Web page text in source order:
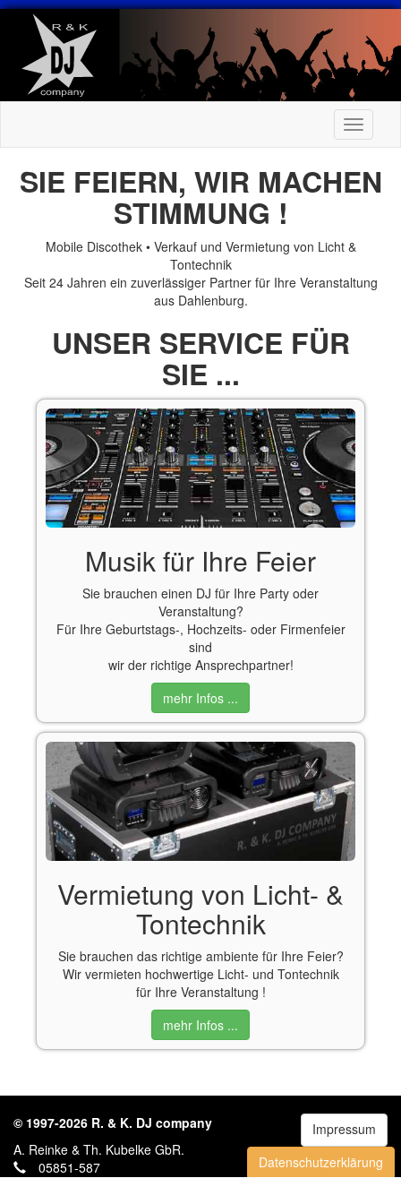
Toggle
SIE FEIERN, WIR MACHEN
STIMMUNG !
Mobile Discothek • Verkauf und Vermietung von Licht &
Tontechnik
Seit 24 Jahren ein zuverlässiger Partner für Ihre Veranstaltung
aus Dahlenburg.
UNSER SERVICE FÜR
SIE ...
Musik für Ihre Feier
Sie brauchen einen DJ für Ihre Party oder
Veranstaltung?
Für Ihre Geburtstags-, Hochzeits- oder Firmenfeier
sind
wir der richtige Ansprechpartner!
mehr Infos ...
Vermietung von Licht- &
Tontechnik
Sie brauchen das richtige ambiente für Ihre Feier?
Wir vermieten hochwertige Licht- und Tontechnik
für Ihre Veranstaltung !
mehr Infos ...
© 1997-2026 R. & K. DJ company
A. Reinke & Th. Kubelke GbR.
05851-587
Impressum
Datenschutzerklärung